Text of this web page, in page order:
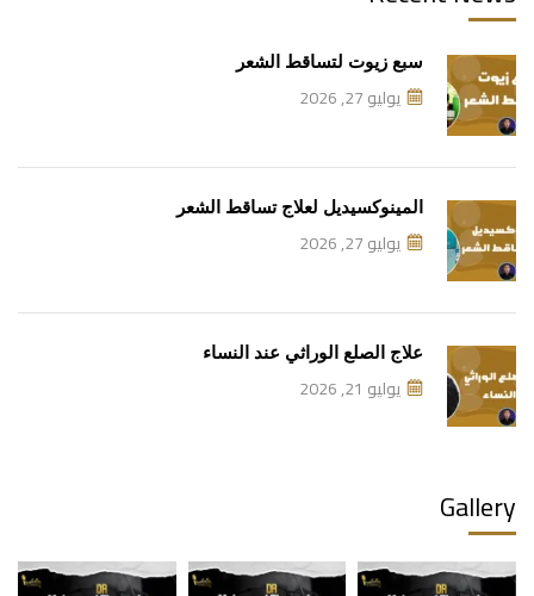
سبع زيوت لتساقط الشعر
يوليو 27, 2026
المينوكسيديل لعلاج تساقط الشعر
يوليو 27, 2026
علاج الصلع الوراثي عند النساء
يوليو 21, 2026
Gallery